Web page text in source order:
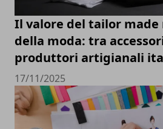
Il valore del tailor made
della moda: tra
produttori artigianali
17/11/2025